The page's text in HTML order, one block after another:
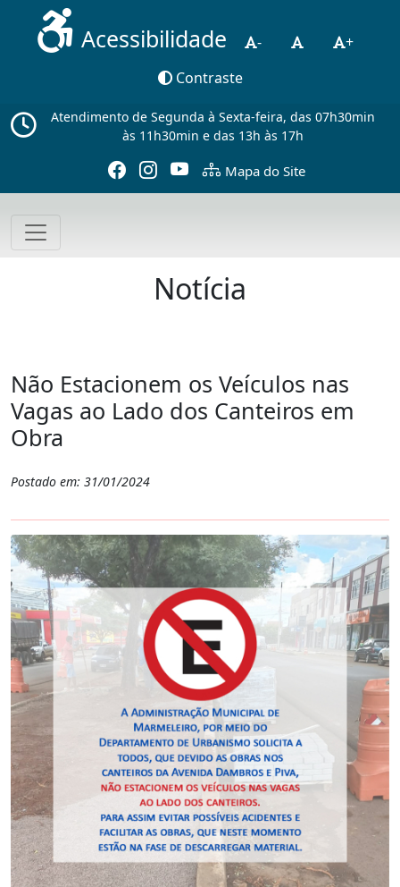
Acessibilidade -
+
Contraste
Atendimento de Segunda à Sexta-feira, das 07h30min
às 11h30min e das 13h às 17h
Mapa do Site
Notícia
Não Estacionem os Veículos nas
Vagas ao Lado dos Canteiros em
Obra
Postado em: 31/01/2024